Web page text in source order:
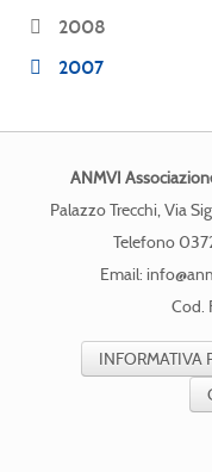
2008
2007
ANMVI
Palazzo Trecchi, Via
Telefono
Email:
Cod.
INFORMATIVA